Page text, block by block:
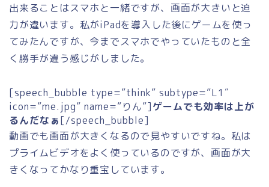
出来ることはスマホと一緒ですが、画面が大きいと迫
力が違います。私がiPadを導入した後にゲームを使っ
てみたんですが、今までスマホでやっていたものと全
く勝手が違う感じがしました。
[speech_bubble type=”think” subtype=”L1″
icon=”me.jpg” name=”りん”]ゲームでも効率は上が
るんだなぁ[/speech_bubble]
動画でも画面が大きくなるので見やすいですね。私は
プライムビデオをよく使っているのですが、画面が大
きくなってかなり重宝しています。